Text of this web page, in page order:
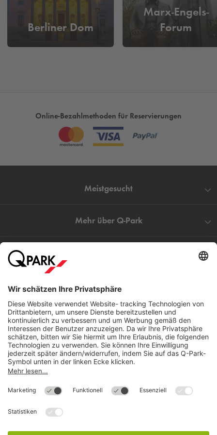
Berliner Dom
Marx-Engels-
Forum
Online-Bezahlmethoden für Reservierungen
Meistgesucht
Mehr über Q-Park
Direkt zum
Download
Cookie Informationen
©